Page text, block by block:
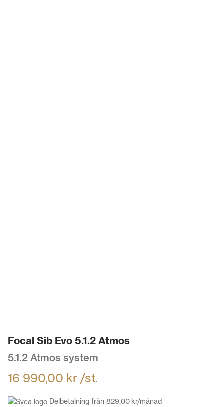
Focal Sib Evo 5.1.2 Atmos
5.1.2 Atmos system
16 990,00 kr /st.
Delbetalning från 829,00 kr/månad